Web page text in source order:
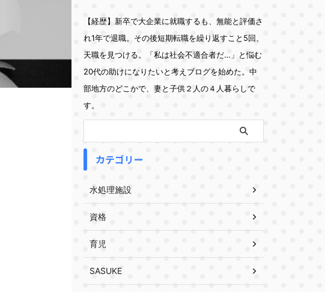
【経歴】新卒で大企業に就職するも、無能と評価さ
れ1年で退職。その後短期転職を繰り返すこと5回、
天職を見つける。「私は社会不適合者だ…」と悩む
20代の助けになりたいと考えブログを始めた。中
部地方のどこかで、妻と子供２人の４人暮らしで
す。
カテゴリー
水処理施設
資格
育児
SASUKE